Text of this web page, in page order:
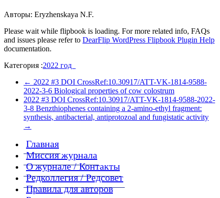
Авторы: Eryzhenskaya N.F.
Please wait while flipbook is loading. For more related info, FAQs
and issues please refer to DearFlip WordPress Flipbook Plugin Help
documentation.
Категория :2022 год
← 2022 #3 DOI CrossRef:10.30917/ATT-VK-1814-9588-
2022-3-6 Biological properties of cow colostrum
2022 #3 DOI CrossRef:10.30917/ATT-VK-1814-9588-2022-
3-8 Benzthiophenes containing a 2-amino-ethyl fragment:
synthesis, antibacterial, antiprotozoal and fungistatic activity
→
Главная
Миссия журнала
О журнале / Контакты
Редколлегия / Редсовет
Правила для авторов